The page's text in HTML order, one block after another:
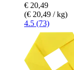
€ 20,49
(€ 20,49 / kg)
4.5 (73)